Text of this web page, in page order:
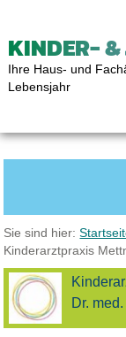
KINDER- &
Ihre Haus- und
Lebensjahr
Sie sind hier:
Kinderarztpraxis
Dr.